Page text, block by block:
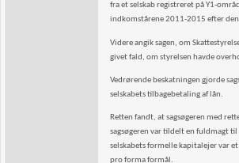
fra et selskab registreret på Y1-
indkomstårene 2011-2015 efter
Videre angik sagen, om
givet fald, om styrelsen havde
Vedrørende beskatningen gjorde
selskabets tilbagebetaling af lån.
Retten fandt, at sagsøgeren med
sagsøgeren var tildelt en fuldmagt
selskabets formelle kapitalejer var
pro forma formål.